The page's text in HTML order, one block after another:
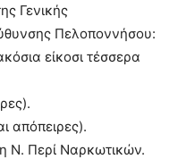
Γενικής
Πελοποννήσου:
είκοσι τέσσερα
απόπειρες).
Ν. Περί Ναρκωτικών.